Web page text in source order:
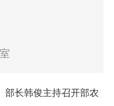
长韩俊主持召开部农